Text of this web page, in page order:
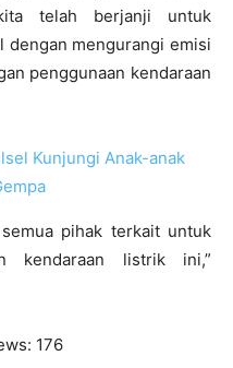
telah berjanji untuk
dengan mengurangi emisi
penggunaan kendaraan
Kunjungi Anak-anak
pihak terkait untuk
kendaraan listrik ini,”
176